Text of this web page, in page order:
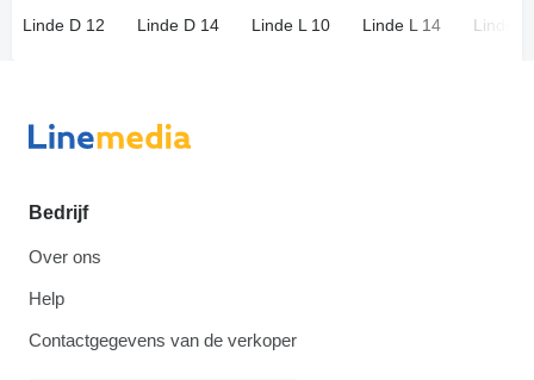
Linde D 12 Linde D 14 Linde L 10 Linde L 14 Linde L
Bedrijf
Over ons
Help
Contactgegevens van de verkoper